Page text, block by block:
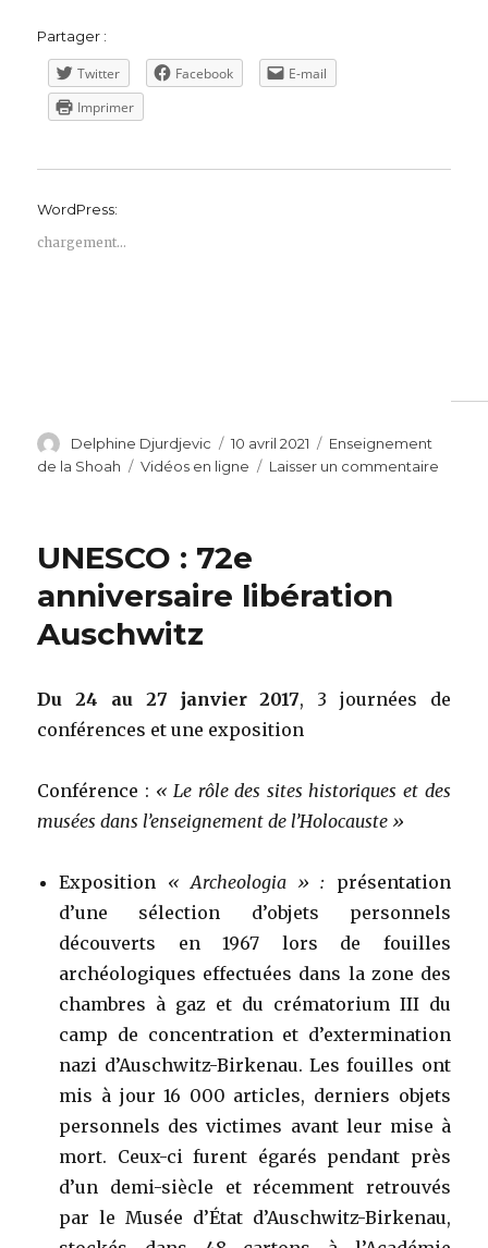
Partager :
Twitter Facebook
E-mail
Imprimer
WordPress:
chargement…
Auteur
Delphine Djurdjevic
Publié
le
10 avril 2021 Catégories
Enseignement
de la Shoah
Étiquettes
Vidéos en ligne Laisser un commentaire
enjeux
de
Shoah
UNESCO : 72e
anniversaire libération
Auschwitz
Du 24 au 27 janvier 2017, 3 journées de
conférences et une exposition
Conférence : « Le rôle des sites historiques et des
musées dans l’enseignement de l’Holocauste »
Exposition « Archeologia » : présentation
d’une sélection d’objets personnels
découverts en 1967 lors de fouilles
archéologiques effectuées dans la zone des
chambres à gaz et du crématorium III du
camp de concentration et d’extermination
nazi d’Auschwitz-Birkenau. Les fouilles ont
mis à jour 16 000 articles, derniers objets
personnels des victimes avant leur mise à
mort. Ceux-ci furent égarés pendant près
d’un demi-siècle et récemment retrouvés
par le Musée d’État d’Auschwitz-Birkenau,